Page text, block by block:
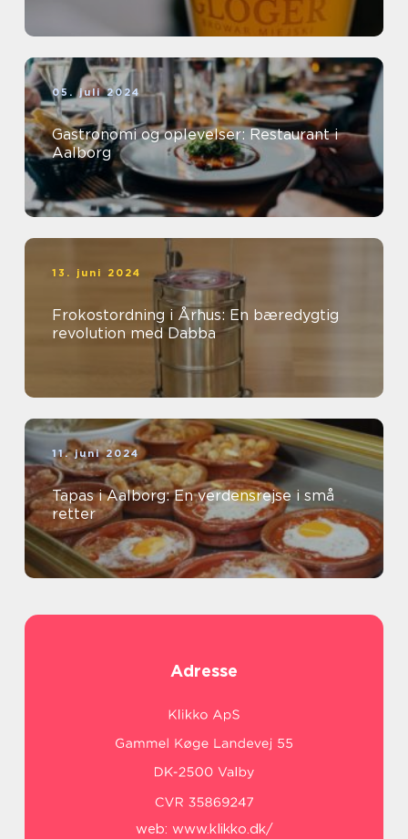
05. juli 2024
Gastronomi og oplevelser: Restaurant i
Aalborg
13. juni 2024
Frokostordning i Århus: En bæredygtig
revolution med Dabba
11. juni 2024
Tapas i Aalborg: En verdensrejse i små
retter
Adresse
web: www.klikko.dk/